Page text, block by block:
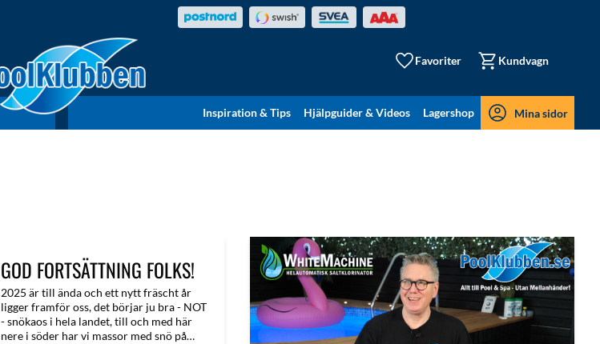
Favoriter Kundvagn
Inspiration & Tips Hjälpguider & Videos Lagershop Mina sidor
GOD FORTSÄTTNING FOLKS!
2025 är till ända och ett nytt fräscht år
ligger framför oss, det börjar ju bra - NOT
- snökaos i hela landet, till och med här
nere i söder har vi massor med snö på